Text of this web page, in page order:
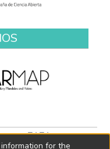
7171
for the